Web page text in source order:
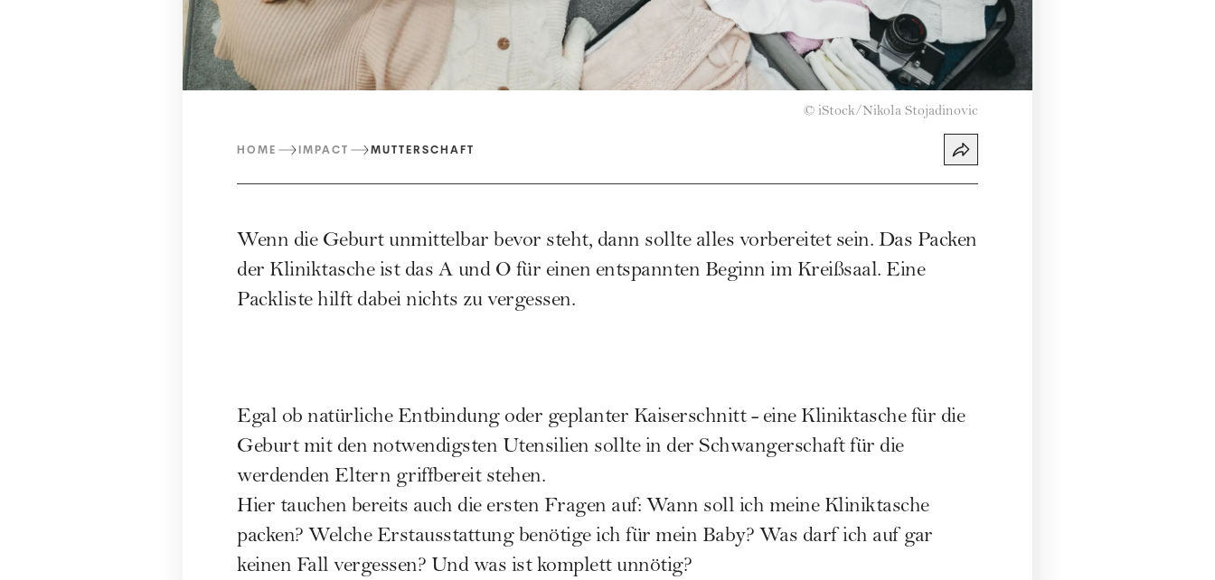
© iStock/Nikola Stojadinovic
HOME IMPACT MUTTERSCHAFT
Wenn die Geburt unmittelbar bevor steht, dann sollte alles vorbereitet sein. Das Packen
der Kliniktasche ist das A und O für einen entspannten Beginn im Kreißsaal. Eine
Packliste hilft dabei nichts zu vergessen.
Egal ob natürliche Entbindung oder geplanter Kaiserschnitt - eine Kliniktasche für die
Geburtmit den notwendigsten Utensilien sollte in der Schwangerschaftfür die
werdenden Eltern griffbereit stehen.
Hier tauchen bereits auch die ersten Fragen auf: Wann soll ich meine Kliniktasche
packen? Welche Erstausstattung benötige ich für mein Baby? Was darf ich auf gar
keinen Fall vergessen? Und was ist komplett unnötig?